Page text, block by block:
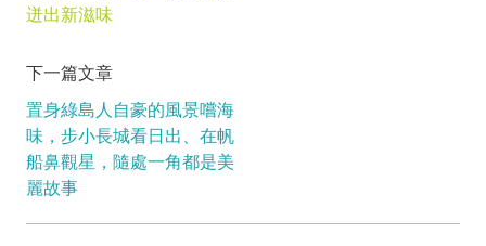
迸出新滋味
下一篇文章
置身綠島人自豪的風景嚐海
味，步小長城看日出、在帆
船鼻觀星，隨處一角都是美
麗故事